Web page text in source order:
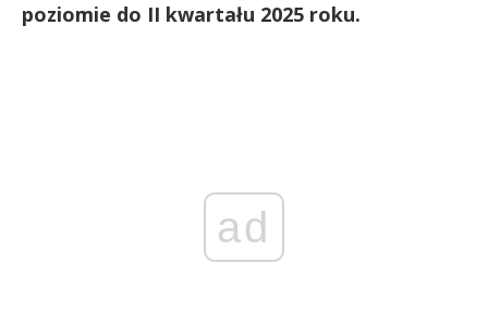
poziomie do II kwartału 2025 roku.
ad